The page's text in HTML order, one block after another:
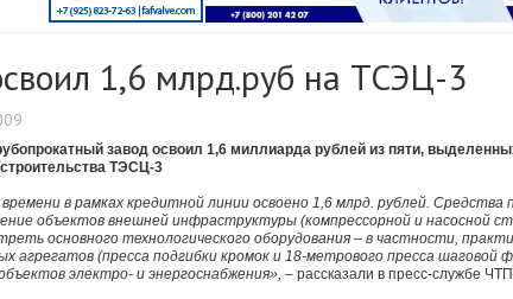
1,6 млрд.руб на ТСЭЦ-3
завод освоил 1,6 миллиарда рублей из пяти,
ТЭСЦ-3
в рамках кредитной линии освоено 1,6 млрд. рублей.
объектов внешней инфраструктуры (компрессорной и насосной
основного технологического оборудования – в частности,
агрегатов (пресса подгибки кромок и 18-метрового пресса
электро- и энергоснабжения», – рассказали в пресс-службе